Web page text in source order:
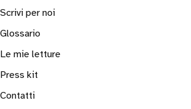
Scrivi per noi
Glossario
Le mie letture
Press kit
Contatti